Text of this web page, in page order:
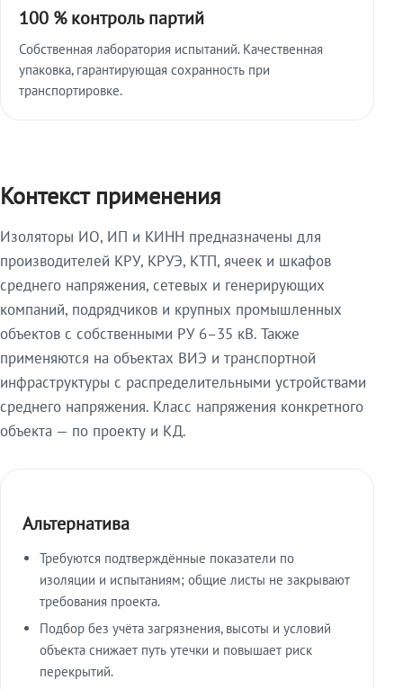
100 % контроль партий
Собственная лаборатория испытаний. Качественная
упаковка, гарантирующая сохранность при
транспортировке.
Контекст применения
Изоляторы ИО, ИП и КИНН предназначены для
производителей КРУ, КРУЭ, КТП, ячеек и шкафов
среднего напряжения, сетевых и генерирующих
компаний, подрядчиков и крупных промышленных
объектов с собственными РУ 6–35 кВ. Также
применяются на объектах ВИЭ и транспортной
инфраструктуры с распределительными устройствами
среднего напряжения. Класс напряжения конкретного
объекта — по проекту и КД.
Альтернатива
Требуются подтверждённые показатели по
изоляции и испытаниям; общие листы не закрывают
требования проекта.
Подбор без учёта загрязнения, высоты и условий
объекта снижает путь утечки и повышает риск
перекрытий.